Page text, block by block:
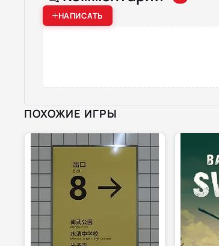
НАПИСАТЬ
ПОХОЖИЕ ИГРЫ